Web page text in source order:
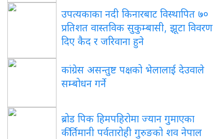
उपत्यकाका नदी किनारबाट विस्थापित ७०
प्रतिशत वास्तविक सुकुम्बासी, झूटा विवरण
दिए कैद र जरिवाना हुने
कांग्रेस असन्तुष्ट पक्षको भेलालाई देउवाले
सम्बोधन गर्ने
ब्रोड पिक हिमपहिरोमा ज्यान गुमाएका
कीर्तिमानी पर्वतारोही गुरुङको शव नेपाल